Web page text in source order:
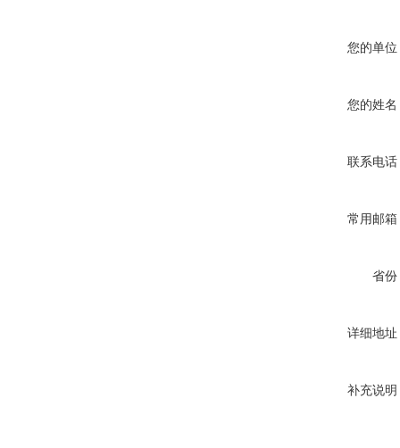
您的单位
您的姓名
联系电话
常用邮箱
省份
详细地址
补充说明